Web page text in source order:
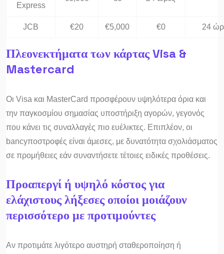
Express
JCB €20 €5,000 €0 24
Πλεονεκτήματα των κάρτας Visa &
Mastercard
Οι Visa και MasterCard προσφέρουν υψηλότερα όρια και
την παγκοσμίου σημασίας υποστήριξη αγορών, γεγονός
που κάνει τις συναλλαγές πιο ευέλικτες. Επιπλέον, οι
bancyποστροφές είναι άμεσες, με δυνατότητα σχολιάσματος
σε προμήθειες εάν συναντήσετε τέτοιες ειδικές προθέσεις.
Προαπεργί ή υψηλό κόστος για
ελάχιστους λήξεσες οποίοι μοιάζουν
περισσότερο με προτιμούντες
Αν προτιμάτε λιγότερο αυστηρή σταθεροποίηση ή